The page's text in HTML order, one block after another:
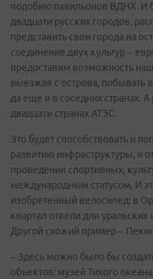
подобию павильонов ВДНХ. И
двадцати русских городов,
представить свои города на
соединение двух культур –
предоставим возможность
выезжая с острова, побывать
да еще и в соседних странах.
двадцати странах АТЭС.
Это будет способствовать и
развитию инфраструктуры, и
проведения спортивных,
международным статусом. И
изобретенный велосипед: в
квартал отвели для
Другой схожий пример –
– Здесь можно было бы
объектов: музей Тихого